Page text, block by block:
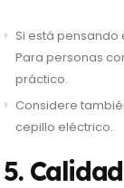
Si está
Para personas
práctico.
Considere
cepillo eléctrico.
5.